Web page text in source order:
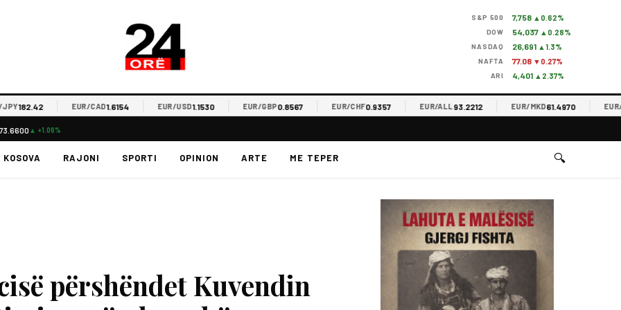
S&P 500 7,758 ▲0.62%
DOW 54,037 ▲0.28%
NASDAQ 26,691 ▲1.3%
NAFTA 77.08 ▼0.27%
ARI 4,401 ▲2.37%
EUR/CAD1.6154 EUR/USD1.1530 EUR/GBP0.8567 EUR/CHF0.9357 EUR/ALL93.2212 EUR/MKD61.4970 EUR/RSD
▲ +1.06%
KOSOVA RAJONI SPORTI OPINION ARTE ME TEPER 🔍
përshëndet Kuvendin